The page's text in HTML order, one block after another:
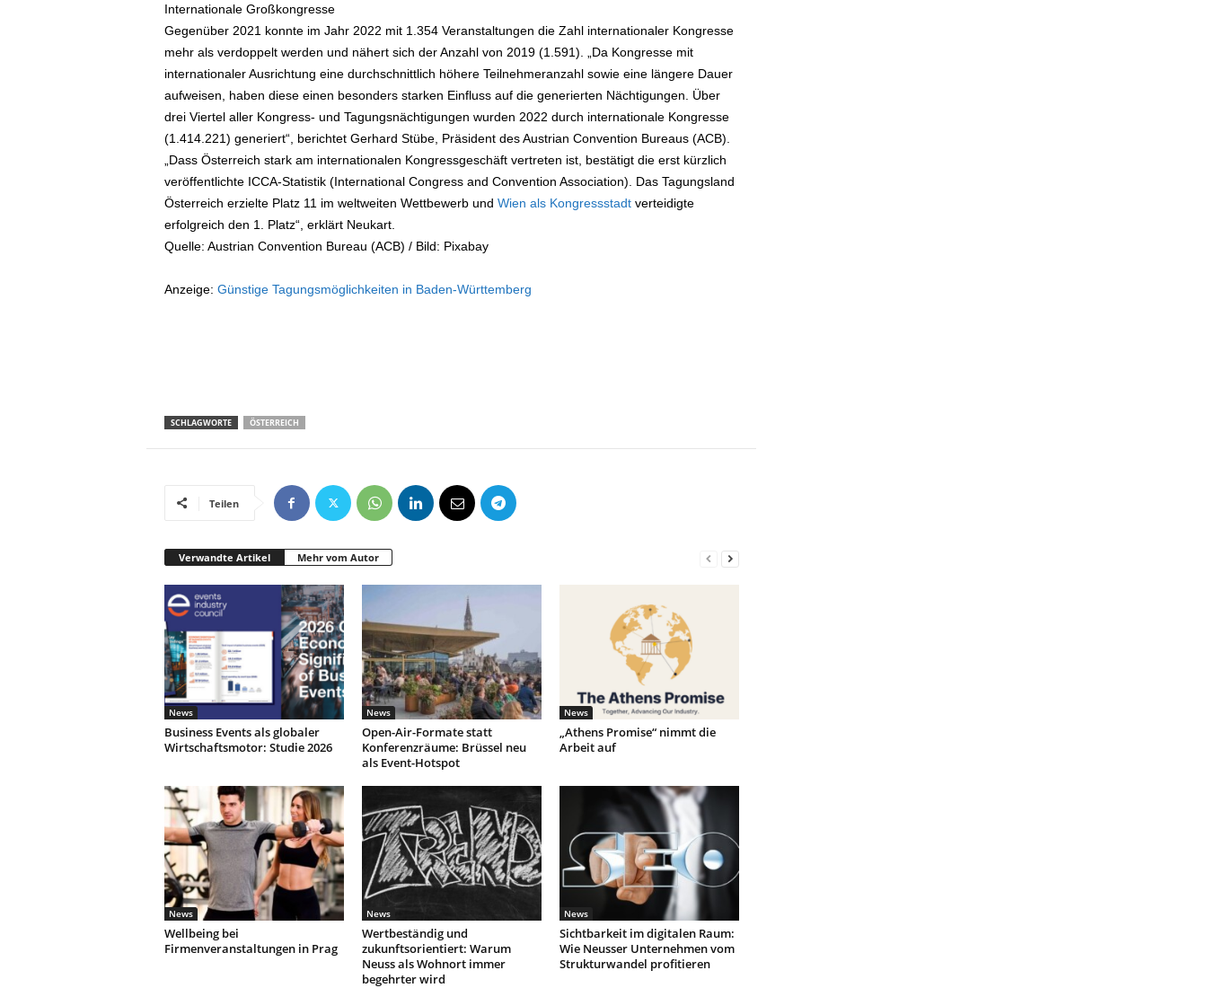
Internationale Großkongresse
Gegenüber 2021 konnte im Jahr 2022 mit 1.354 Veranstaltungen die Zahl internationaler Kongresse
mehr als verdoppelt werden und nähert sich der Anzahl von 2019 (1.591). „Da Kongresse mit
internationaler Ausrichtung eine durchschnittlich höhere Teilnehmeranzahl sowie eine längere Dauer
aufweisen, haben diese einen besonders starken Einfluss auf die generierten Nächtigungen. Über
drei Viertel aller Kongress- und Tagungsnächtigungen wurden 2022 durch internationale Kongresse
(1.414.221) generiert“, berichtet Gerhard Stübe, Präsident des Austrian Convention Bureaus (ACB).
„Dass Österreich stark am internationalen Kongressgeschäft vertreten ist, bestätigt die erst kürzlich
veröffentlichte ICCA-Statistik (International Congress and Convention Association). Das Tagungsland
Österreich erzielte Platz 11 im weltweiten Wettbewerb und Wien als Kongressstadtverteidigte
erfolgreich den 1. Platz“, erklärt Neukart.
Quelle: Austrian Convention Bureau (ACB) / Bild: Pixabay
Anzeige: Günstige Tagungsmöglichkeiten in Baden-Württemberg
SCHLAGWORTE ÖSTERREICH
Teilen
Verwandte Artikel Mehr vom Autor
News
Business Events als globaler
Wirtschaftsmotor: Studie 2026
News
Open-Air-Formate statt
Konferenzräume: Brüssel neu
als Event-Hotspot
News
„Athens Promise“ nimmt die
Arbeit auf
News
Wellbeing bei
Firmenveranstaltungen in Prag
News
Wertbeständig und
zukunftsorientiert: Warum
Neuss als Wohnort immer
begehrter wird
News
Sichtbarkeit im digitalen Raum:
Wie Neusser Unternehmen vom
Strukturwandel profitieren